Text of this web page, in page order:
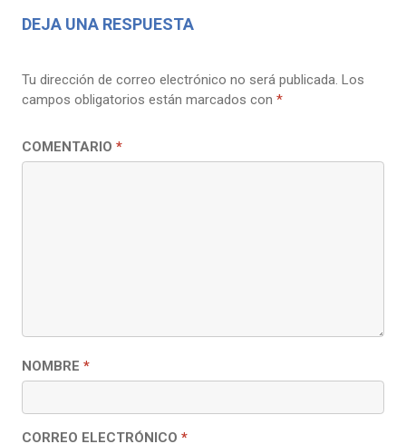
DEJA UNA RESPUESTA
Tu dirección de correo electrónico no será publicada. Los
campos obligatorios están marcados con *
COMENTARIO *
NOMBRE *
CORREO ELECTRÓNICO *